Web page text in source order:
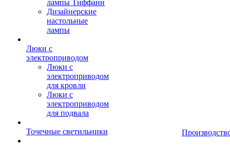
лампы Тиффани
Дизайнерские
настольные
лампы
Люки с
электроприводом
Люки с
электроприводом
для кровли
Люки с
электроприводом
для подвала
Точечные светильники